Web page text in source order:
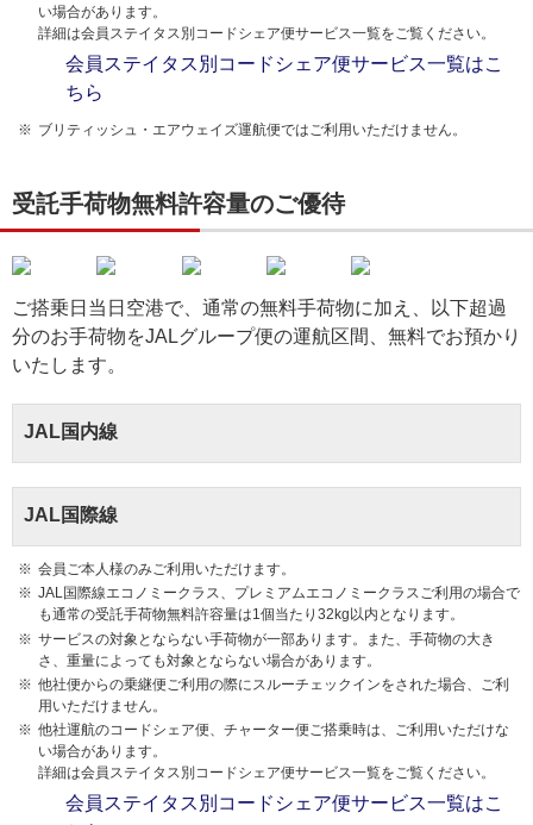
い場合があります。
詳細は会員ステイタス別コードシェア便サービス一覧をご覧ください。
会員ステイタス別コードシェア便サービス一覧はこ
ちら
ブリティッシュ・エアウェイズ運航便ではご利用いただけません。
受託手荷物無料許容量のご優待
ご搭乗日当日空港で、通常の無料手荷物に加え、以下超過
分のお手荷物をJALグループ便の運航区間、無料でお預かり
いたします。
JAL国内線
JAL国際線
会員ご本人様のみご利用いただけます。
JAL国際線エコノミークラス、プレミアムエコノミークラスご利用の場合で
も通常の受託手荷物無料許容量は1個当たり32kg以内となります。
サービスの対象とならない手荷物が一部あります。また、手荷物の大き
さ、重量によっても対象とならない場合があります。
他社便からの乗継便ご利用の際にスルーチェックインをされた場合、ご利
用いただけません。
他社運航のコードシェア便、チャーター便ご搭乗時は、ご利用いただけな
い場合があります。
詳細は会員ステイタス別コードシェア便サービス一覧をご覧ください。
会員ステイタス別コードシェア便サービス一覧はこ